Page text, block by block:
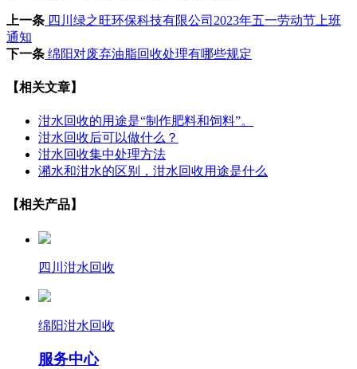
上一条 四川绿之旺环保科技有限公司2023年五一劳动节上班
通知
下一条 绵阳对废弃油脂回收处理有哪些规定
【相关文章】
泔水回收的用途是“制作肥料和饲料”。
泔水回收后可以做什么？
泔水回收集中处理方法
潲水和泔水的区别，泔水回收用途是什么
【相关产品】
四川泔水回收
绵阳泔水回收
服务中心